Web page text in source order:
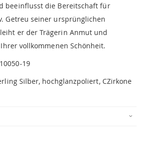
beeinflusst die Bereitschaft für
Getreu seiner ursprünglichen
er der Trägerin Anmut und
vollkommenen Schönheit.
19
Silber, hochglanzpoliert, CZirkone